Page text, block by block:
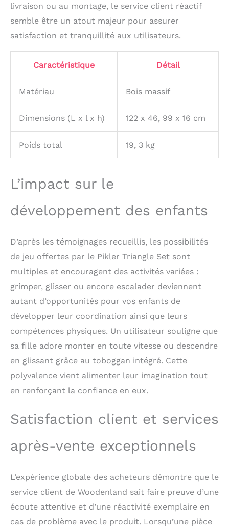
Montage facile et
entretien simple : Grâce
à sa conception
modulaire, notre arche
monte en quelques
minutes. Le tissu en
coton est amovible et
lavable en machine, ce
parents Accessoires
ludiques inclus : Cette
arche Montessori en
bois comprend un
pour éveiller la curiosité
favoriser leur
enfants peuvent
découvrir le rythme, la
créativité et acquérir
des compétences
pratiques
livraison ou au montage, le service client réactif
semble être un atout majeur pour assurer
satisfaction et tranquillité aux utilisateurs.
Caractéristique Détail
Matériau Bois massif
Dimensions (L x l x h) 122 x 46, 99 x 16 cm
Poids total 19, 3 kg
L’impact sur le
développement des enfants
D’après les témoignages recueillis, les possibilités
de jeu offertes par le Pikler Triangle Set sont
multiples et encouragent des activités variées :
grimper, glisser ou encore escalader deviennent
autant d’opportunités pour vos enfants de
développer leur coordination ainsi que leurs
compétences physiques. Un utilisateur souligne que
sa fille adore monter en toute vitesse ou descendre
en glissant grâce au toboggan intégré. Cette
polyvalence vient alimenter leur imagination tout
en renforçant la confiance en eux.
Satisfaction client et services
après-vente exceptionnels
L’expérience globale des acheteurs démontre que le
service client de Woodenland sait faire preuve d’une
écoute attentive et d’une réactivité exemplaire en
cas de problème avec le produit. Lorsqu’une pièce